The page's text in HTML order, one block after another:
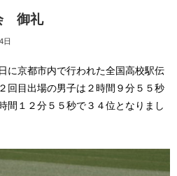
御礼
日
に京都市内で行われた全国高校駅伝
回目出場の男子は２時間９分５５秒
間１２分５５秒で３４位となりまし